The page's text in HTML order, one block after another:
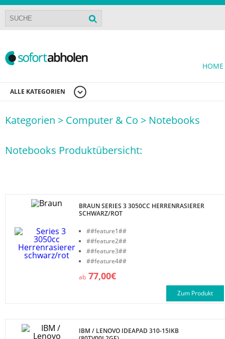
HOME
ALLE KATEGORIEN
Kategorien > Computer & Co > Notebooks
Notebooks Produktübersicht:
BRAUN SERIES 3 3050CC HERRENRASIERER
SCHWARZ/ROT
##feature1##
##feature2##
##feature3##
##feature4##
ab 77,00€
Zum Produkt
IBM / LENOVO IDEAPAD 310-15IKB